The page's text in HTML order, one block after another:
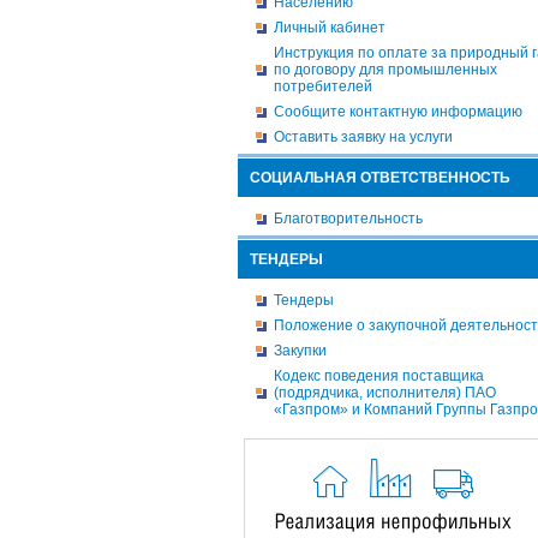
Личный кабинет
Инструкция по оплате за природный
по договору для промышленных
потребителей
Сообщите контактную информацию
Оставить заявку на услуги
СОЦИАЛЬНАЯ ОТВЕТСТВЕННОСТЬ
Благотворительность
ТЕНДЕРЫ
Тендеры
Положение о закупочной
Закупки
Кодекс поведения поставщика
(подрядчика, исполнителя) ПАО
«Газпром» и Компаний Группы